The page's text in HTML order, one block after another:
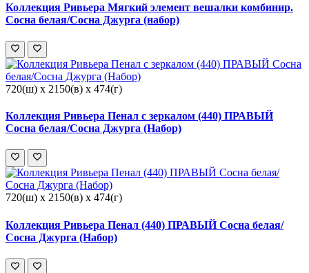
Коллекция Ривьера Мягкий элемент вешалки комбинир.
Сосна белая/Сосна Джурга (набор)
720(ш) x 2150(в) x 474(г)
Коллекция Ривьера Пенал с зеркалом (440) ПРАВЫЙ
Сосна белая/Сосна Джурга (Набор)
720(ш) x 2150(в) x 474(г)
Коллекция Ривьера Пенал (440) ПРАВЫЙ Сосна белая/
Сосна Джурга (Набор)